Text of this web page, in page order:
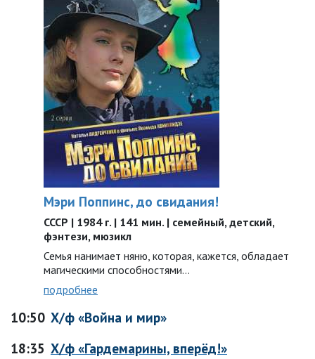
Мэри Поппинс, до свидания!
СССР | 1984 г. | 141 мин. | семейный, детский,
фэнтези, мюзикл
Семья нанимает няню, которая, кажется, обладает
магическими способностями…
подробнее
10:50 Х/ф «Война и мир»
18:35 Х/ф «Гардемарины, вперёд!»